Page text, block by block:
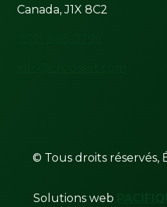
Canada, J1X 8C2
© Tous droits réservés,
Solutions web